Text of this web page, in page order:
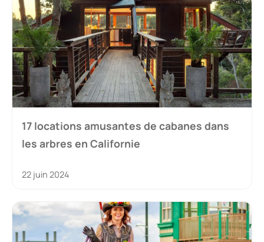
17 locations amusantes de cabanes dans
les arbres en Californie
22 juin 2024